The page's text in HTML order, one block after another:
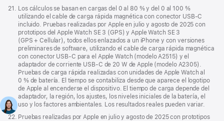
Nota
página
21. Los cálculos se basan en cargas del 0 al 80 % y del 0 al 100 %
utilizando el cable de carga rápida magnética con conector USB‑C
incluido. Pruebas realizadas por Apple en julio y agosto de 2025 con
prototipos del Apple Watch SE 3 (GPS) y Apple Watch SE 3
(GPS + Cellular), todos ellos enlazados a un iPhone y con versiones
preliminares de software, utilizando el cable de carga rápida magnética
con conector USB‑C para el Apple Watch (modelo A2515) y el
adaptador de corriente USB‑C de 20 W de Apple (modelo A2305).
Pruebas de carga rápida realizadas con unidades de Apple Watch al
0 % de batería. El tiempo se contabiliza desde que aparece el logotipo
de Apple al encenderse el dispositivo. El tiempo de carga depende del
adaptador, la región, los ajustes, los niveles iniciales de la batería, el
uso y los factores ambientales. Los resultados reales pueden variar.
Nota
22. Pruebas realizadas por Apple en julio y agosto de 2025 con prototipos